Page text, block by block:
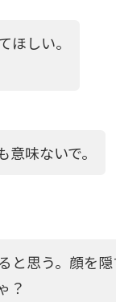
ほしい。
味ないで。
と思う。顔を
？